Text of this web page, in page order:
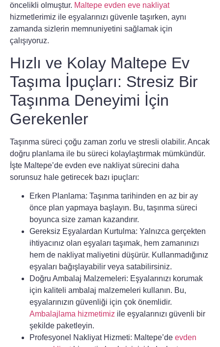
öncelikli olmuştur. Maltepe evden eve nakliyat
hizmetlerimiz ile eşyalarınızı güvenle taşırken, aynı
zamanda sizlerin memnuniyetini sağlamak için
çalışıyoruz.
Hızlı ve Kolay Maltepe Ev
Taşıma İpuçları: Stresiz Bir
Taşınma Deneyimi İçin
Gerekenler
Taşınma süreci çoğu zaman zorlu ve stresli olabilir. Ancak
doğru planlama ile bu süreci kolaylaştırmak mümkündür.
İşte Maltepe’de evden eve nakliyat sürecini daha
sorunsuz hale getirecek bazı ipuçları:
Erken Planlama: Taşınma tarihinden en az bir ay
önce plan yapmaya başlayın. Bu, taşınma süreci
boyunca size zaman kazandırır.
Gereksiz Eşyalardan Kurtulma: Yalnızca gerçekten
ihtiyacınız olan eşyaları taşımak, hem zamanınızı
hem de nakliyat maliyetini düşürür. Kullanmadığınız
eşyaları bağışlayabilir veya satabilirsiniz.
Doğru Ambalaj Malzemeleri: Eşyalarınızı korumak
için kaliteli ambalaj malzemeleri kullanın. Bu,
eşyalarınızın güvenliği için çok önemlidir.
Ambalajlama hizmetimiz ile eşyalarınızı güvenli bir
şekilde paketleyin.
Profesyonel Nakliyat Hizmeti: Maltepe’de evden